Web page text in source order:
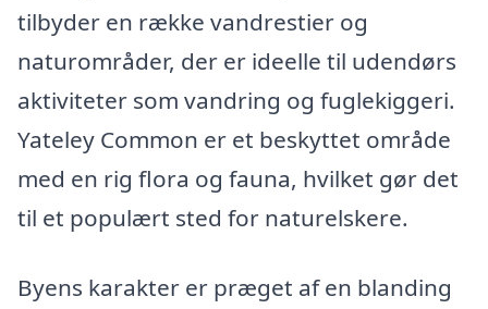
tilbyder en række vandrestier og
naturområder, der er ideelle til udendørs
aktiviteter som vandring og fuglekiggeri.
Yateley Common er et beskyttet område
med en rig flora og fauna, hvilket gør det
til et populært sted for naturelskere.
Byens karakter er præget af en blanding